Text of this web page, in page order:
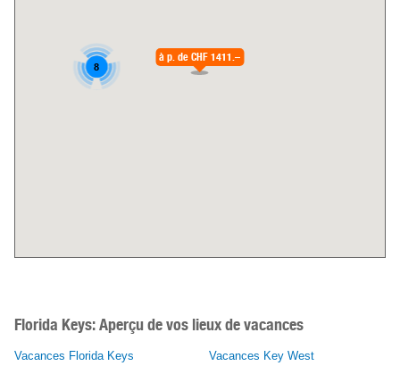
8
à p. de CHF 1411.–
Florida Keys:Aperçu de vos lieux de vacances
Vacances Florida Keys Vacances Key West